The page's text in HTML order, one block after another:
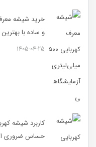
خرید شیشه
و ساده با
1405-04-25
کاربرد شیشه
حساس ضروری